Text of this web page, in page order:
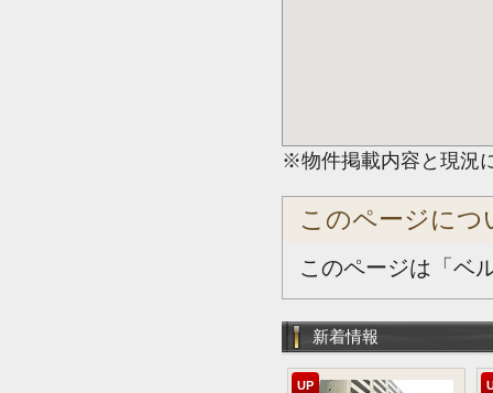
※物件掲載内容と現況
このページにつ
このページは「ベ
新着情報
UP